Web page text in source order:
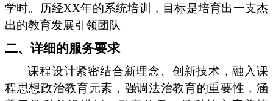
学时。历经XX年的系统培训，目标是培育出一支杰
出的教育发展引领团队。
二、详细的服务要求
课程设计紧密结合新理念、创新技术，融入课
程思想政治教育元素，强调法治教育的重要性，涵